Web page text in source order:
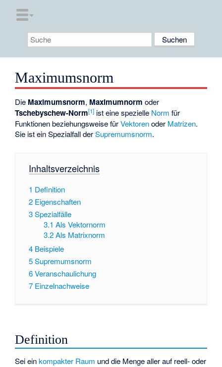
Maximumsnorm
Die Maximumsnorm, Maximumnorm oder
Tschebyschew-Norm[1] ist eine spezielle Norm für
Funktionen beziehungsweise fürVektorenoder Matrizen.
Sie ist ein Spezialfall derSupremumsnorm.
Inhaltsverzeichnis
1 Definition
2 Eigenschaften
3Spezialfälle
3.1 Als Vektornorm
3.2 Als Matrixnorm
4 Beispiele
5Supremumsnorm
6Veranschaulichung
7 Einzelnachweise
Definition
Seieinkompakter Raum unddie Menge aller auf reell- oder